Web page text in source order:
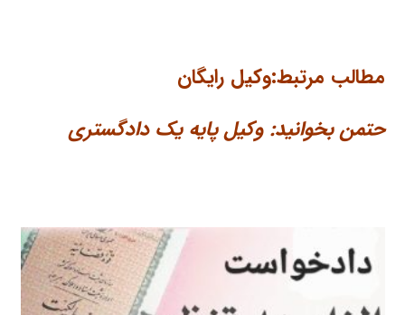
مطالب مرتبط:وکیل رایگان
حتمن بخوانید:وکیل پایه یک دادگستری